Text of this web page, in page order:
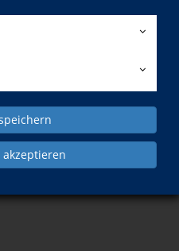
akzeptieren